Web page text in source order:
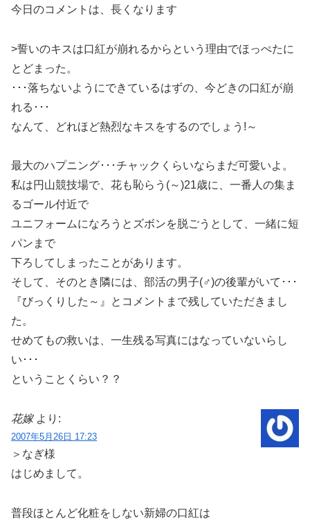
今日のコメントは、長くなります
>誓いのキスは口紅が崩れるからという理由でほっぺたに
とどまった。
･･･落ちないようにできているはずの、今どきの口紅が崩
れる･･･
なんて、どれほど熱烈なキスをするのでしょう!～
最大のハプニング･･･チャックくらいならまだ可愛いよ。
私は円山競技場で、花も恥らう(～)21歳に、一番人の集ま
るゴール付近で
ユニフォームになろうとズボンを脱ごうとして、一緒に短
パンまで
下ろしてしまったことがあります。
そして、そのとき隣には、部活の男子(♂)の後輩がいて･･･
『びっくりした～』とコメントまで残していただきまし
た。
せめてもの救いは、一生残る写真にはなっていないらし
い･･･
ということくらい？？
花嫁 より:
2007年5月26日 17:23
＞なぎ様
はじめまして。
普段ほとんど化粧をしない新婦の口紅は